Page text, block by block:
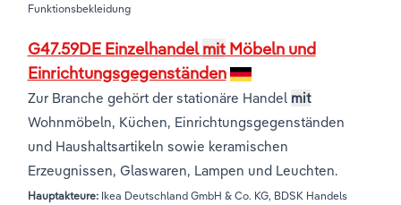
Funktionsbekleidung
G47.59DE EinzelhandelmitMöbeln und
Einrichtungsgegenständen
Zur Branche gehört der stationäre Handel mit
Wohnmöbeln, Küchen, Einrichtungsgegenständen
und Haushaltsartikeln sowie keramischen
Erzeugnissen, Glaswaren, Lampen und Leuchten.
Hauptakteure: Ikea Deutschland GmbH & Co. KG, BDSK Handels